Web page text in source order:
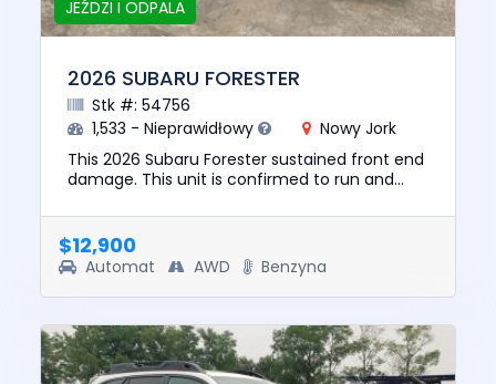
JEŹDZI I ODPALA
2026 SUBARU FORESTER
Stk #: 54756
1,533 - Nieprawidłowy
Nowy Jork
This 2026 Subaru Forester sustained front end
damage. This unit is confirmed to run and
was $28501. This ve...
$12,900
Automat AWD Benzyna